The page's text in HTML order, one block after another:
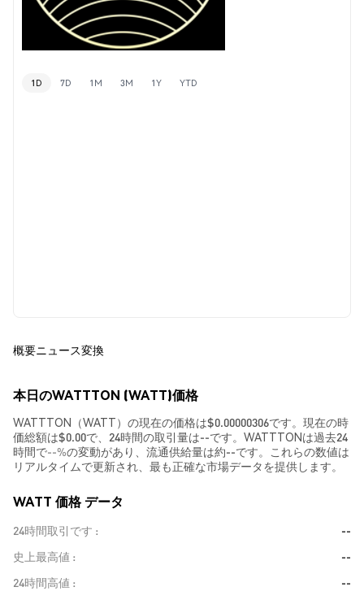
1D 7D 1M 3M 1Y YTD
概要ニュース変換
本日のWATTTON (WATT)価格
WATTTON（WATT）の現在の価格は$0.00000306です。現在の時
価総額は$0.00で、24時間の取引量は--です。WATTTONは過去24
時間で--%の変動があり、流通供給量は約--です。これらの数値は
リアルタイムで更新され、最も正確な市場データを提供します。
WATT 価格 データ
24時間取引です
--
史上最高値
--
24時間高値
--